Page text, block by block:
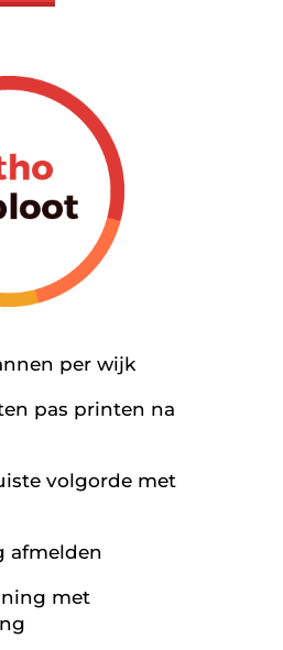
per wijk
pas printen na
volgorde met
afmelden
met